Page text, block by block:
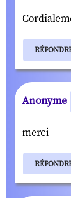
Anonyme
merci